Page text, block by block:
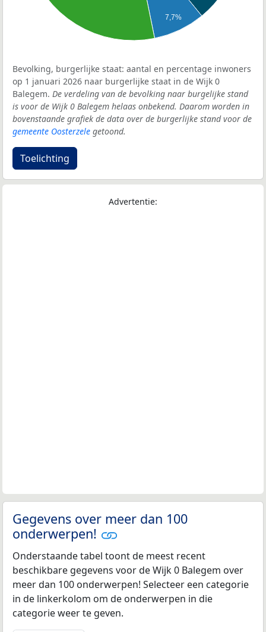
7,7%
Bevolking, burgerlijke staat: aantal en percentage inwoners
op 1 januari 2026 naar burgerlijke staat in de Wijk 0
Balegem. De verdeling van de bevolking naar burgelijke stand
is voor de Wijk 0 Balegem helaas onbekend. Daarom worden in
bovenstaande grafiek de data over de burgerlijke stand voor de
gemeente Oosterzele getoond.
Toelichting
Advertentie:
Gegevens over meer dan 100
onderwerpen!
Onderstaande tabel toont de meest recent
beschikbare gegevens voor de Wijk 0 Balegem over
meer dan 100 onderwerpen! Selecteer een categorie
in de linkerkolom om de onderwerpen in die
categorie weer te geven.